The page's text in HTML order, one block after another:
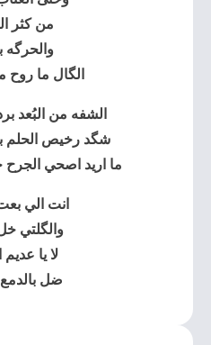
من كثر
والحرگه
الگال ما روح
الشفه من البُعد
شگد رخيص الحلم
ما اريد اصحي
انت الي
والگلتي
لا يا
ضل